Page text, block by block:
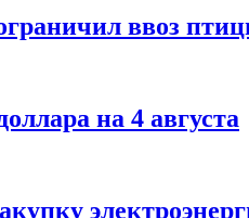
ограничил ввоз
на 4 августа